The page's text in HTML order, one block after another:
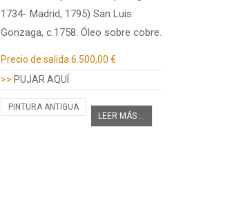
1734- Madrid, 1795) San Luis
Gonzaga, c.1758. Óleo sobre cobre.
Precio de salida 6.500,00 €
>> PUJAR AQUÍ
PINTURA ANTIGUA
LEER MÁS ...